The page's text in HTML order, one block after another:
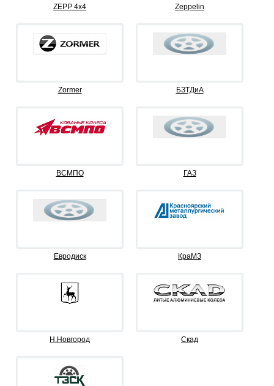
ZEPP 4х4 Zeppelin
Zormer БЗТДиА
ВСМПО ГАЗ
Евродиск КраМЗ
Н.Новгород Скад